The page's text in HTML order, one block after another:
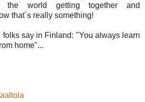
the world getting together and
that´s really something!
folks say in Finland: "You always learn
home"...